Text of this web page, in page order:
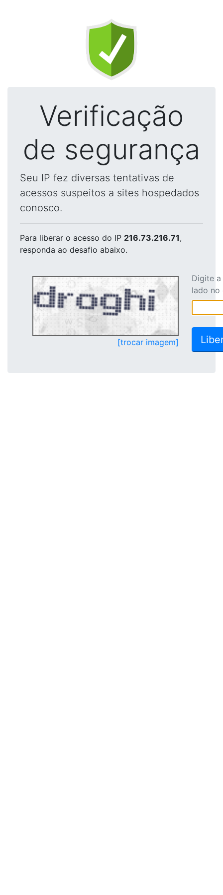
Verificação
de segurança
Seu IP fez diversas tentativas de
acessos suspeitos a sites hospedados
conosco.
Para liberar o acesso do IP 216.73.216.71,
responda ao desafio abaixo.
[trocar imagem]
Digite
lado no